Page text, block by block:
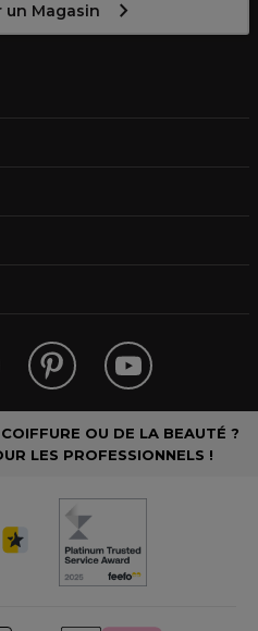
un Magasin
OU DE LA BEAUTÉ ?
LES PROFESSIONNELS !